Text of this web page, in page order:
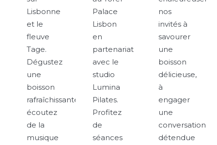
Lisbonne
et le
fleuve
Tage.
Dégustez
une
boisson
rafraîchissante,
écoutez
de la
musique
Palace
Lisbon
en
partenariat
avec le
studio
Lumina
Pilates.
Profitez
de
séances
nos
invités à
savourer
une
boisson
délicieuse,
à
engager
une
conversation
détendue